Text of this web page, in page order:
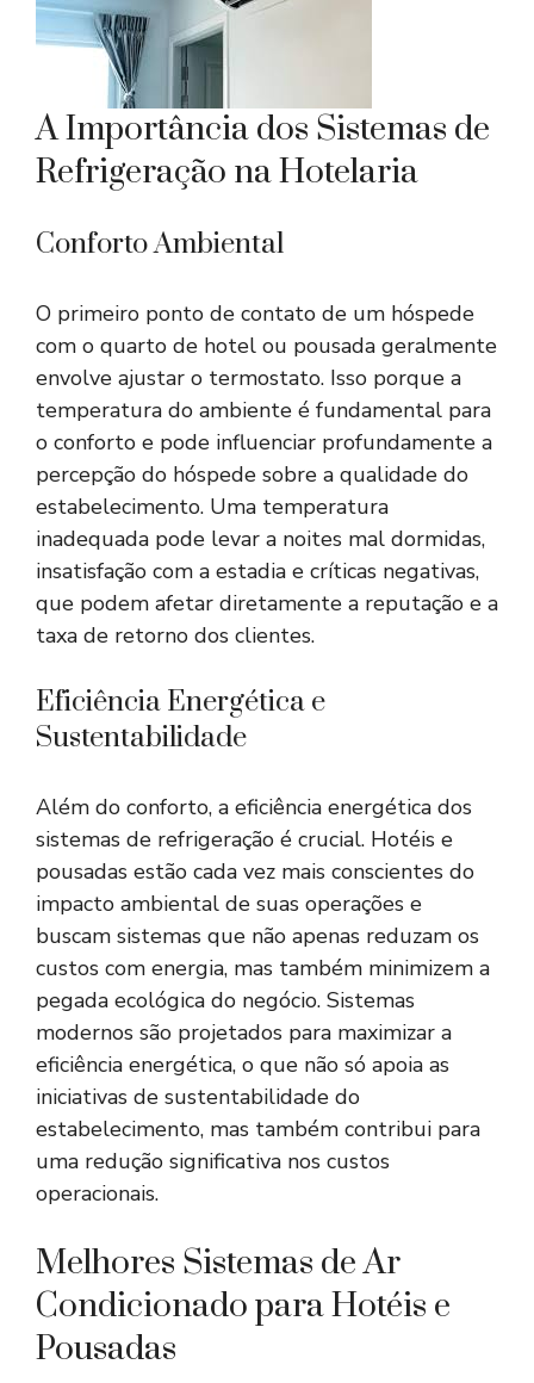
A Importância dos Sistemas de
Refrigeração na Hotelaria
Conforto Ambiental
O primeiro ponto de contato de um hóspede
com o quarto de hotel ou pousada geralmente
envolve ajustar o termostato. Isso porque a
temperatura do ambiente é fundamental para
o conforto e pode influenciar profundamente a
percepção do hóspede sobre a qualidade do
estabelecimento. Uma temperatura
inadequada pode levar a noites mal dormidas,
insatisfação com a estadia e críticas negativas,
que podem afetar diretamente a reputação e a
taxa de retorno dos clientes.
Eficiência Energética e
Sustentabilidade
Além do conforto, a eficiência energética dos
sistemas de refrigeração é crucial. Hotéis e
pousadas estão cada vez mais conscientes do
impacto ambiental de suas operações e
buscam sistemas que não apenas reduzam os
custos com energia, mas também minimizem a
pegada ecológica do negócio. Sistemas
modernos são projetados para maximizar a
eficiência energética, o que não só apoia as
iniciativas de sustentabilidade do
estabelecimento, mas também contribui para
uma redução significativa nos custos
operacionais.
Melhores Sistemas de Ar
Condicionado para Hotéis e
Pousadas